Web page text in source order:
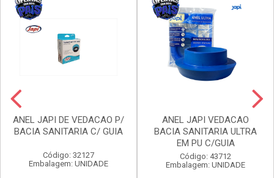
ANEL JAPI DE VEDACAO P/
BACIA SANITARIA C/ GUIA
Código: 32127
Embalagem: UNIDADE
ANEL JAPI VEDACAO
BACIA SANITARIA ULTRA
EM PU C/GUIA
Código: 43712
Embalagem: UNIDADE